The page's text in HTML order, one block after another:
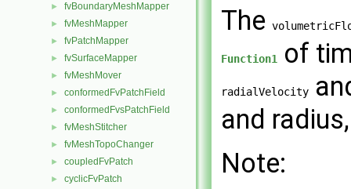
► fvBoundaryMeshMapper
► fvMeshMapper
► fvPatchMapper
► fvSurfaceMapper
► fvMeshMover
► conformedFvPatchField
► conformedFvsPatchField
► fvMeshStitcher
► fvMeshTopoChanger
► coupledFvPatch
► cyclicFvPatch
The
Function1 of
radialVelocity
and
Note: